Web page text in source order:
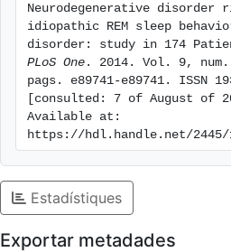
Neurodegenerative disorder
idiopathic REM sleep
PLoS One . 2014. Vol. 9,
pags. e89741-e89741. ISSN
[consulted: 7 of August of
Available at:
https://hdl.handle.net/2445/
Estadístiques
Exportar metadades